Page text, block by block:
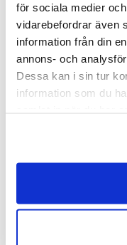
för sociala medier
vidarebefordrar även
information från din
annons- och
Dessa kan i sin tur
information som du
Mer om
skjutdörr
Detta skåp med
kombinerar
konstruktionen
är skyddade och